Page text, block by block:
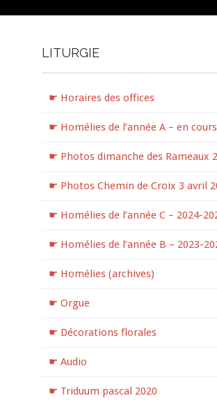
LITURGIE
☛ Horaires des offices
☛ Homélies de l’année A – en cours
☛ Photos dimanche des Rameaux
☛ Photos Chemin de Croix 3 avril
☛ Homélies de l’année C – 2024-
☛ Homélies de l’année B – 2023-
☛ Homélies (archives)
☛ Orgue
☛ Décorations florales
☛ Audio
☛ Triduum pascal 2020